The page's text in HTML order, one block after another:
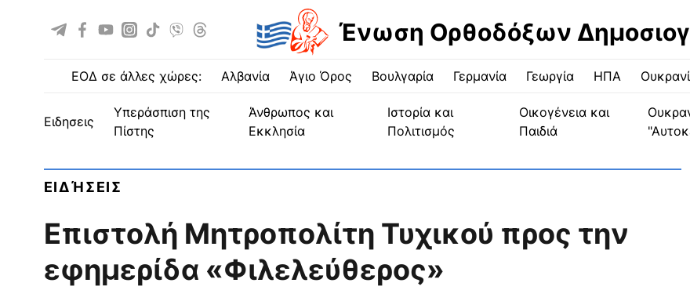
Ένωση Ορθοδόξων
ΕΟΔ σε άλλες χώρες: Αλβανία Άγιο Όρος Βουλγαρία Γερμανία Γεωργία ΗΠΑ
ειδησεις
Υπεράσπιση της
Πίστης
Άνθρωπος και
Εκκλησία
Ιστορία και
Πολιτισμός
Οικογένεια και
Παιδιά
ΕΙΔΉΣΕΙΣ
Επιστολή Μητροπολίτη Τυχικού προς την
εφημερίδα «Φιλελεύθερος»